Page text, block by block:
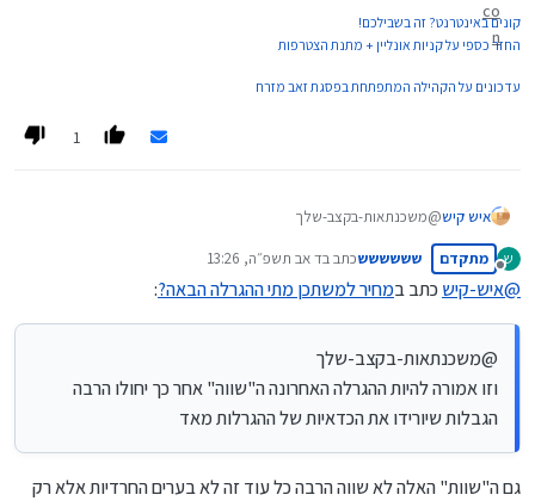
קונים באינטרנט? זה בשבילכם!
החזר כספי על קניות אונליין + מתנת הצטרפות
עדכונים על הקהילה המתפתחת בפסגת זאב מזרח
1
איש קיש@משכנתאות-בקצב-שלך
וזו אמורה להיות ההגרלה האחרונה ה"שווה" אחר כך יחולו הרבה הגבלות
שיורידו את הכדאיות של ההגרלות מאד
ש
מנותק
מתקדם ששששששכתב בד אב תשפ״ה, 13:26
נערך לאחרונה על ידי
@איש-קישכתב במחיר למשתכן מתי ההגרלה הבאה?:
@משכנתאות-בקצב-שלך
וזו אמורה להיות ההגרלה האחרונה ה"שווה" אחר כך יחולו הרבה
הגבלות שיורידו את הכדאיות של ההגרלות מאד
גם ה"שוות" האלה לא שווה הרבה כל עוד זה לא בערים החרדיות אלא רק